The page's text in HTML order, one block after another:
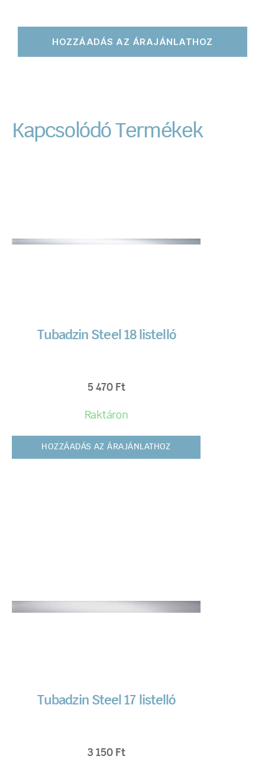
HOZZÁADÁS AZ ÁRAJÁNLATHOZ
Kapcsolódó Termékek
Tubadzin Steel 18 listelló
5 470 Ft
Raktáron
HOZZÁADÁS AZ ÁRAJÁNLATHOZ
Tubadzin Steel 17 listelló
3 150 Ft